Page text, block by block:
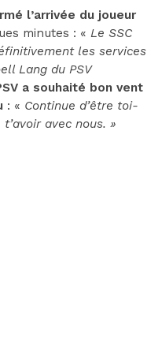
l’arrivée du joueur
minutes : « Le SSC
les services
Lang du PSV
a souhaité bon vent
: « Continue d’être toi-
avec nous. »